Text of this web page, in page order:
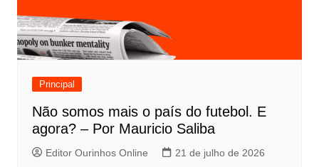
Principal
Não somos mais o país do futebol. E
agora? – Por Mauricio Saliba
Editor Ourinhos Online 21 de julho de 2026